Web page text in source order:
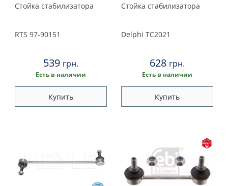
Стойка стабилизатора
RTS 97-90151
539 грн.
Есть в наличии
Купить
Стойка стабилизатора
Delphi TC2021
628 грн.
Есть в наличии
Купить